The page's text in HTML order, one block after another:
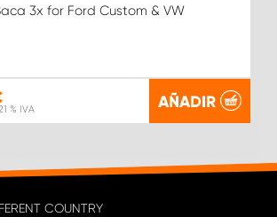
3x for Ford Custom & VW
% IVA AÑADIR
COUNTRY